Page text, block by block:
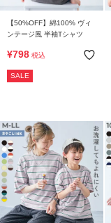
【50%OFF】綿100% ヴィ
ンテージ風 半袖Tシャツ
¥798 税込
SALE